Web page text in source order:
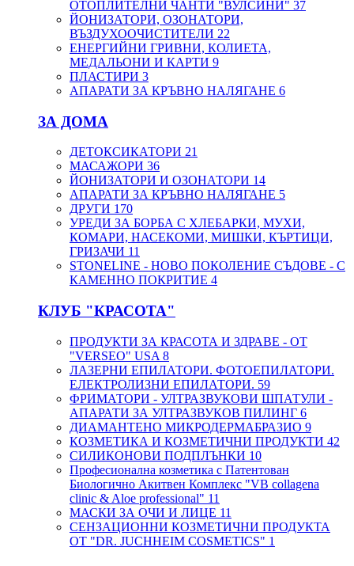
ОТОПЛИТЕЛНИ ЧАНТИ "ВУЛСИНИ" 37
ЙОНИЗАТОРИ, ОЗОНАТОРИ,
ВЪЗДУХООЧИСТИТЕЛИ 22
ЕНЕРГИЙНИ ГРИВНИ, КОЛИЕТА,
МЕДАЛЬОНИ И КАРТИ 9
ПЛАСТИРИ 3
АПАРАТИ ЗА КРЪВНО НАЛЯГАНЕ 6
ЗА ДОМА
ДЕТОКСИКАТОРИ 21
МАСАЖОРИ 36
ЙОНИЗАТОРИ И ОЗОНАТОРИ 14
АПАРАТИ ЗА КРЪВНО НАЛЯГАНЕ 5
ДРУГИ 170
УРЕДИ ЗА БОРБА С ХЛЕБАРКИ, МУХИ,
КОМАРИ, НАСЕКОМИ, МИШКИ, КЪРТИЦИ,
ГРИЗАЧИ 11
STONELINE - НОВО ПОКОЛЕНИЕ СЪДОВЕ - С
КАМЕННО ПОКРИТИЕ 4
КЛУБ "КРАСОТА"
ПРОДУКТИ ЗА КРАСОТА И ЗДРАВЕ - ОТ
"VERSEO" USA 8
ЛАЗЕРНИ ЕПИЛАТОРИ. ФОТОЕПИЛАТОРИ.
ЕЛЕКТРОЛИЗНИ ЕПИЛАТОРИ. 59
ФРИМАТОРИ - УЛТРАЗВУКОВИ ШПАТУЛИ -
АПАРАТИ ЗА УЛТРАЗВУКОВ ПИЛИНГ 6
ДИАМАНТЕНО МИКРОДЕРМАБРАЗИО 9
КОЗМЕТИКА И КОЗМЕТИЧНИ ПРОДУКТИ 42
СИЛИКОНОВИ ПОДПЛЪНКИ 10
Професионална козметика с Патентован
Биологично Акитвен Комплекс "VB collagena
clinic & Aloe professional" 11
МАСКИ ЗА ОЧИ И ЛИЦЕ 11
СЕНЗАЦИОННИ КОЗМЕТИЧНИ ПРОДУКТА
ОТ "DR. JUCHHEIM COSMETICS" 1